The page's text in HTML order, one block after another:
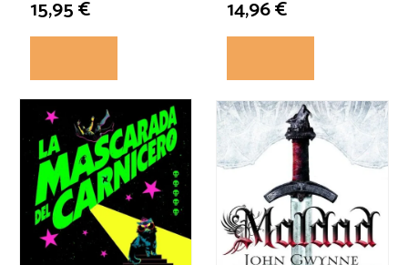
15,95 € 14,96 €